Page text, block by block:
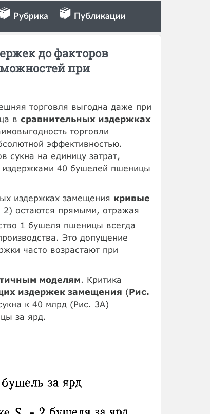
Рубрика Публикации
до факторов
при
торговля выгодна даже при
в сравнительных издержках
торговли
эффективностью.
на единицу затрат,
издержками 40 бушелей пшеницы
издержках замещения кривые
остаются прямыми, отражая
1 бушеля пшеницы всегда
Это допущение
часто возрастают при
моделям. Критика
издержек замещения (Рис.
к 40 млрд (Рис. 3А)
за ярд.